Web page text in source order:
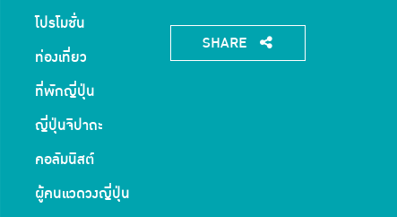
โปรโมชั่น
ท่องเที่ยว
ที่พักญี่ปุ่น
ญี่ปุ่นจิปาถะ
คอลัมนิสต์
ผู้คนแวดวงญี่ปุ่น
SHARE